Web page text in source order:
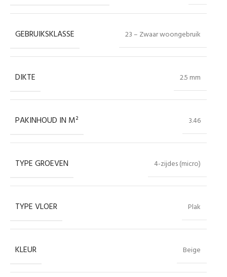
GEBRUIKSKLASSE 23 – Zwaar woongebruik
DIKTE 2.5 mm
PAKINHOUD IN M² 3.46
TYPE GROEVEN 4-zijdes (micro)
TYPE VLOER Plak
KLEUR Beige